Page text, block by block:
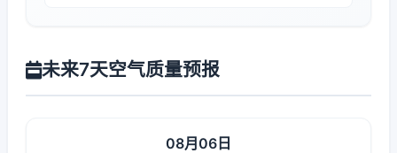
未来7天空气质量预报
08月06日